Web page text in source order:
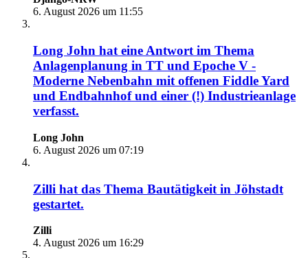
6. August 2026 um 11:55
Long John hat eine Antwort im Thema
Anlagenplanung in TT und Epoche V -
Moderne Nebenbahn mit offenen Fiddle Yard
und Endbahnhof und einer (!) Industrieanlage
verfasst.
Long John
6. August 2026 um 07:19
Zilli hat das Thema Bautätigkeit in Jöhstadt
gestartet.
Zilli
4. August 2026 um 16:29